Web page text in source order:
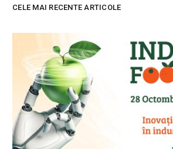
CELE MAI RECENTE ARTICOLE